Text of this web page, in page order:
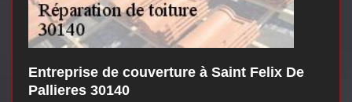
Entreprise de couverture à Saint Felix De
Pallieres 30140